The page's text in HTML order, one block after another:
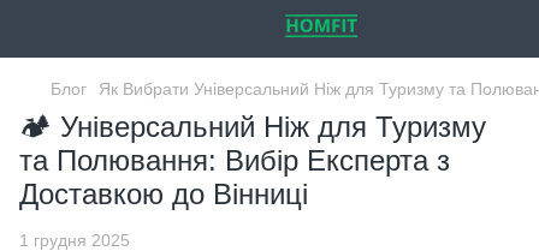
Блог Як Вибрати Універсальний Ніж для Туризму та
🏕️ Універсальний Ніж для Туризму
та Полювання: Вибір Експерта з
Доставкою до Вінниці
1 грудня 2025